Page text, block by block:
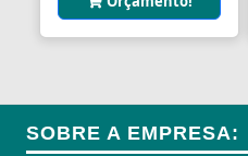
Anéis de Retenção
Aparelhos de Choque
SOBRE A EMPRESA: